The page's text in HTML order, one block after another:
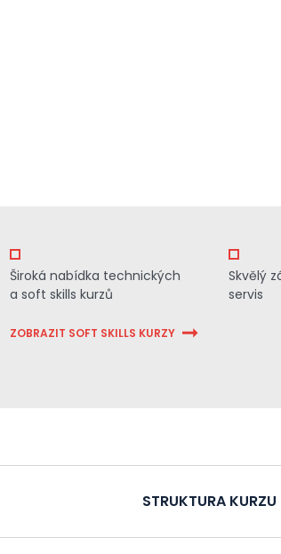
Široká nabídka technických
a soft skills kurzů
ZOBRAZIT SOFT SKILLS KURZY
Skvělý
servis
STRUKTURA KURZU